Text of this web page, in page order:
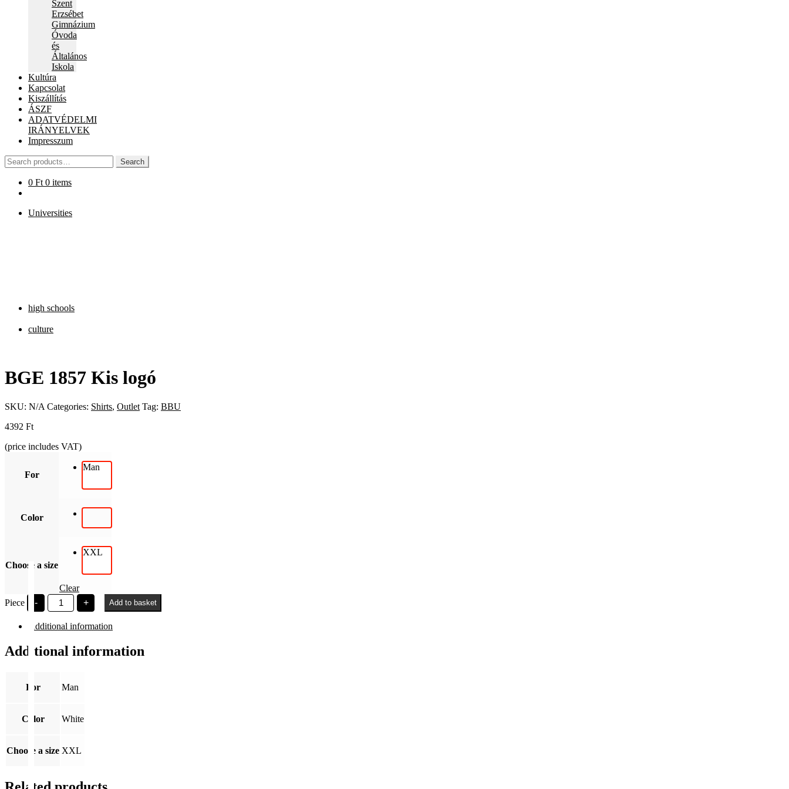
Szent
Erzsébet
Gimnázium
Óvoda
és
Általános
Iskola
Kultúra
Kapcsolat
Kiszállítás
ÁSZF
ADATVÉDELMI
IRÁNYELVEK
Impresszum
Search
for:
Search
0 Ft 0 items
Universities
high schools
culture
BGE 1857 Kis logó
SKU: N/A Categories: Shirts, Outlet Tag: BBU
4392 Ft
(price includes VAT)
For
Man
Color
Choose a size
XXL
Clear
Piece
-
BGE
1857
logó
+ Add to basket
Additional information
Additional information
For Man
Color White
Choose a size XXL